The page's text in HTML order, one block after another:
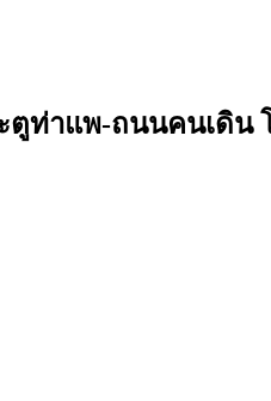
าแพ-ถนนคนเดิน โ